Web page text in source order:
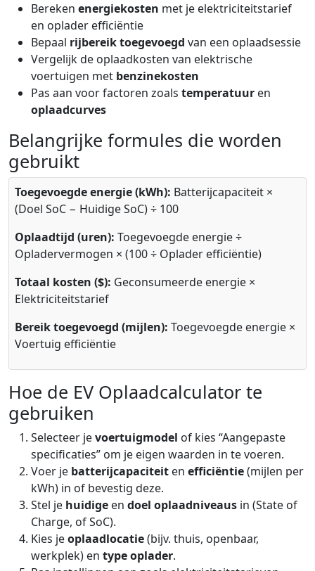
Bereken energiekosten met je elektriciteitstarief
en oplader efficiëntie
Bepaal rijbereik toegevoegd van een oplaadsessie
Vergelijk de oplaadkosten van elektrische
voertuigen met benzinekosten
Pas aan voor factoren zoals temperatuur en
oplaadcurves
Belangrijke formules die worden
gebruikt
Toegevoegde energie (kWh): Batterijcapaciteit ×
(Doel SoC − Huidige SoC) ÷ 100
Oplaadtijd (uren): Toegevoegde energie ÷
Opladervermogen × (100 ÷ Oplader efficiëntie)
Totaal kosten ($): Geconsumeerde energie ×
Elektriciteitstarief
Bereik toegevoegd (mijlen): Toegevoegde energie ×
Voertuig efficiëntie
Hoe de EV Oplaadcalculator te
gebruiken
Selecteer jevoertuigmodel of kies “Aangepaste
specificaties” om je eigen waarden in te voeren.
Voer je batterijcapaciteit en efficiëntie(mijlen per
kWh) in of bevestig deze.
Stel je huidige en doel oplaadniveaus in (State of
Charge, of SoC).
Kies jeoplaadlocatie(bijv. thuis, openbaar,
werkplek) en type oplader.